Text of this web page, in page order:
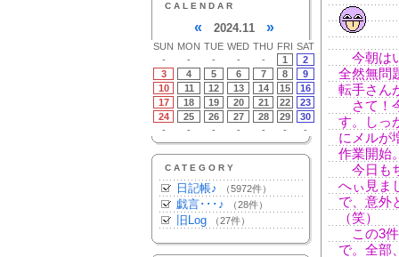
CALENDAR
« 2024.11 »
SUN MON TUE WED THU FRI SAT
-
- - - - 1
2
3
4 5 6 7 8
9
10
11 12 13 14 15
16
17
18 19 20 21 22
23
24
25 26 27 28 29
30
-
- - - - - -
CATEGORY
日記帳♪ （5972件）
戯言･･･♪ （28件）
旧Log （27件）
今朝は
全然無問
転手さん
さて！
す。しっ
にメルが
作業開始
今日も
へぃ見ま
で、意外
（笑）
この3件
で。全部